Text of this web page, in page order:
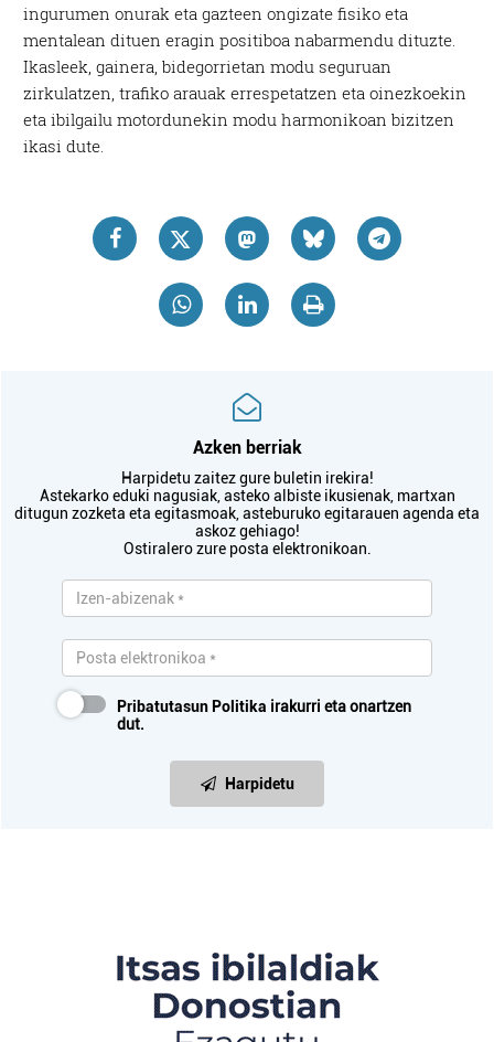
ingurumen onurak eta gazteen ongizate fisiko eta
mentalean dituen eragin positiboa nabarmendu dituzte.
Ikasleek, gainera, bidegorrietan modu seguruan
zirkulatzen, trafiko arauak errespetatzen eta oinezkoekin
eta ibilgailu motordunekin modu harmonikoan bizitzen
ikasi dute.
Azken berriak
Harpidetu zaitez gure buletin irekira!
Astekarko eduki nagusiak, asteko albiste ikusienak, martxan
ditugun zozketa eta egitasmoak, asteburuko egitarauen agenda eta
askoz gehiago!
Ostiralero zure posta elektronikoan.
Pribatutasun Politika irakurri eta onartzen
dut.
Harpidetu